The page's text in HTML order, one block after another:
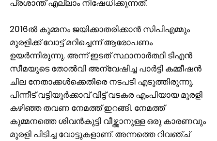
പ്രശാന്ത് എല്ലാം നിഷേധിക്കുന്നത്.
2016ൽ കുമ്മനം ജയിക്കാതരിക്കാൻ സിപിഎമ്മും
മുരളിക്ക് വോട്ട് മറിച്ചെന്ന് ആരോപണം
ഉയർന്നിരുന്നു. അന്ന് ഇടത് സ്ഥാനാർത്ഥി ടിഎൻ
സീമയുടെ തോൽവി അന്വേഷിച്ച പാർട്ടി കമ്മീഷൻ
ചില നേതാക്കൾക്കെതിരെ നടപടി എടുത്തിരുന്നു.
പിന്നീട് വട്ടിയൂർക്കാവ് വിട്ട് വടകര എംപിയായ മുരളി
കഴിഞ്ഞ തവണ നേമത്ത് ഇറങ്ങി. നേമത്ത്
കുമ്മനത്തെ ശിവൻകുട്ടി വീഴ്ത്താനുള്ള ഒരു കാരണവും
മുരളി പിടിച്ച വോട്ടുകളാണ്. അന്നത്തെ റിവഞ്ച്